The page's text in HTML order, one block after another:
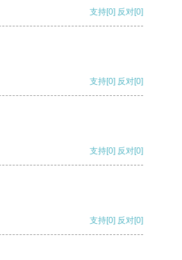
支持[0] 反对[0]
支持[0] 反对[0]
支持[0] 反对[0]
支持[0] 反对[0]